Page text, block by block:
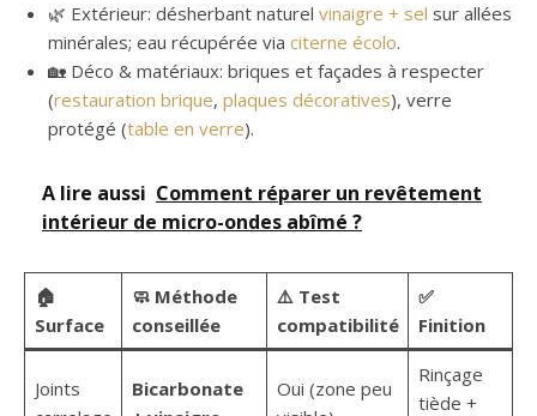
🌿 Extérieur: désherbant naturel vinaigre + sel sur allées
minérales; eau récupérée via citerne écolo.
🏡 Déco & matériaux: briques et façades à respecter
(restauration brique, plaques décoratives), verre
protégé (table en verre).
A lire aussi Comment réparer un revêtement
intérieur de micro-ondes abîmé ?
🏠
Surface
🧼 Méthode
conseillée
⚠️ Test
compatibilité
✅
Finition
Joints
Bicarbonate
Oui (zone peu
Rinçage
tiède +